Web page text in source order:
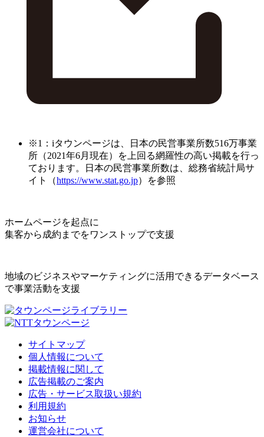
※1：iタウンページは、日本の民営事業所数516万事業
所（2021年6月現在）を上回る網羅性の高い掲載を行っ
ております。日本の民営事業所数は、総務省統計局サ
イト（https://www.stat.go.jp）を参照
ホームページを起点に
集客から成約までをワンストップで支援
地域のビジネスやマーケティングに活用できるデータベース
で事業活動を支援
サイトマップ
個人情報について
掲載情報に関して
広告掲載のご案内
広告・サービス取扱い規約
利用規約
お知らせ
運営会社について